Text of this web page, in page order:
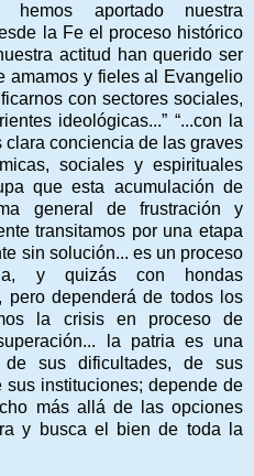
aportado nuestra
la Fe el proceso histórico
actitud han querido ser
amamos y fieles al Evangelio
con sectores sociales,
ideológicas...” “...con la
conciencia de las graves
sociales y espirituales
que esta acumulación de
general de frustración y
transitamos por una etapa
sin solución... es un proceso
y quizás con hondas
pero dependerá de todos los
la crisis en proceso de
la patria es una
sus dificultades, de sus
instituciones; depende de
más allá de las opciones
y busca el bien de toda la